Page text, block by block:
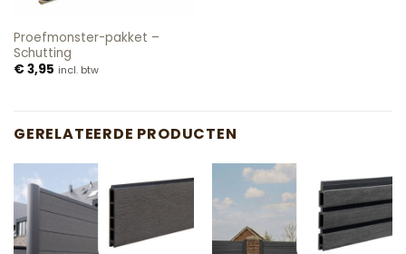
Proefmonster-pakket –
Schutting
€3,95 incl. btw
GERELATEERDE PRODUCTEN